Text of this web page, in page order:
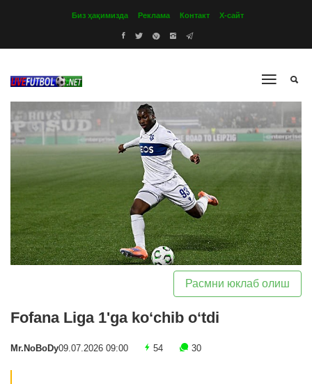
Биз ҳақимизда Реклама Контакт Х-сайт
Расмни юклаб олиш
Fofana Liga 1'ga ko‘chib o‘tdi
Mr.NoBoDy09.07.2026 09:00 54 30